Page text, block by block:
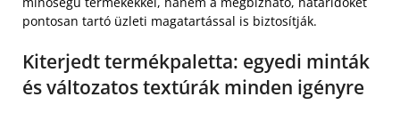
pontosan tartó üzleti magatartással is biztosítják.
Kiterjedt termékpaletta: egyedi minták
és változatos textúrák minden igényre